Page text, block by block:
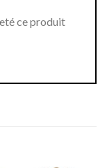
ce produit